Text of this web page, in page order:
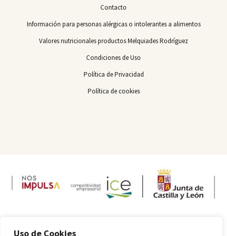
Uso de Cookies
Contacto
Información para personas alérgicas o intolerantes a alimentos
Valores nutricionales productos Melquiades Rodríguez
Condiciones de Uso
Política de Privacidad
Política de cookies